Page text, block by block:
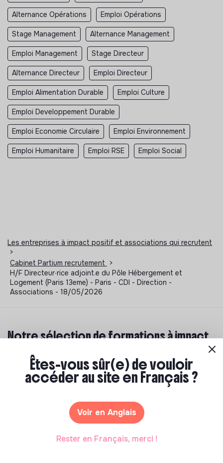
Alternance Opérations Emploi Opérations
Stage Management Alternance Management
Emploi Management Stage Directeur
Alternance Directeur Emploi Directeur
Emploi Alimentation Durable Emploi Culture
Emploi Developpement Durable
Emploi Economie Circulaire Emploi Environnement
Emploi Humanitaire Emploi RSE Emploi Social
Les entreprises à impact positif et associations qui recrutent
>
Cabinet Partium recrutement
>
H/F Directeur∙rice adjoint.e du Pôle Hébergement et
Logement (Paris 13eme) - Paris - CDI - Direction -
Associations - 18/05/2026
Notre sélection de formations à impact
Tu souhaites te réorienter mais tu ne sais pas par où
commencer ? Pas de panique, on te propose une
sélection de formations aux métiers de la transition
Êtes-vous sûr(e) de vouloir
accéder au site en Français ?
Voir en Anglais
Rester en Français, merci !